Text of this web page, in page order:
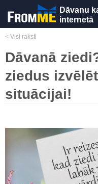
Dāvanu
internetā
< Visi raksti
Dāvanā
ziedus
situācijai!